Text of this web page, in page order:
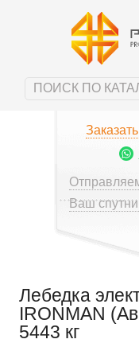
Ваш
Лебедка
IRONMAN
5443 кг